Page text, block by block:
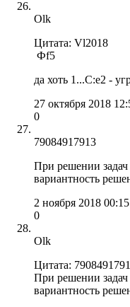
Olk
Цитата: Vl2018
Фf5
да хоть 1...С:e2 -
27 октября 2018
0
79084917913
При решении
вариантность
2 ноября 2018 00:15
0
Olk
Цитата:
При решении
вариантность